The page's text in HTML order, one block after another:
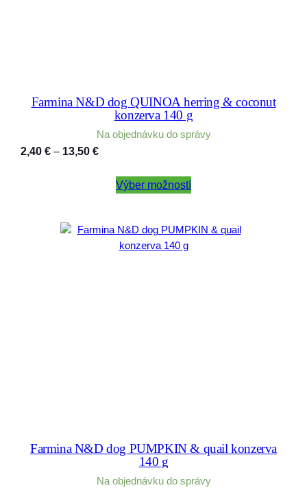
Farmina N&D dog QUINOA herring & coconut
konzerva 140 g
Na objednávku do správy
2,40 € – 13,50 €Price
2,40 €Výber možností
Farmina N&D dog PUMPKIN & quail konzerva
140 g
Na objednávku do správy